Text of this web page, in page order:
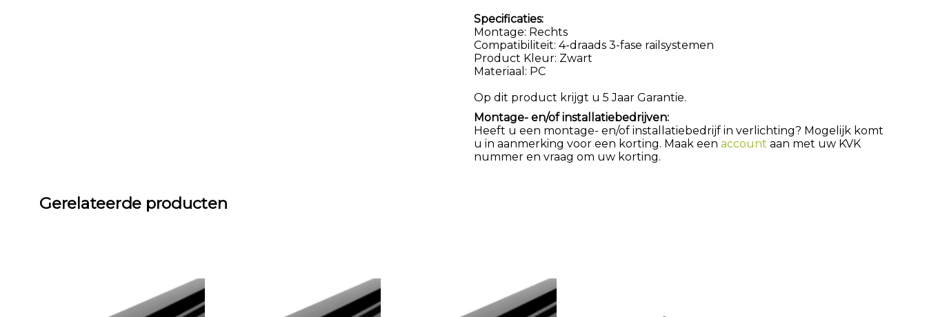
Specificaties:
Montage: Rechts
Compatibiliteit: 4-draads 3-fase railsystemen
Product Kleur: Zwart
Materiaal: PC
Op dit product krijgt u 5 Jaar Garantie.
Montage- en/of installatiebedrijven:
Heeft u een montage- en/of installatiebedrijf in verlichting? Mogelijk komt
u in aanmerking voor een korting. Maak een account aan met uw KVK
nummer en vraag om uw korting.
Gerelateerde producten